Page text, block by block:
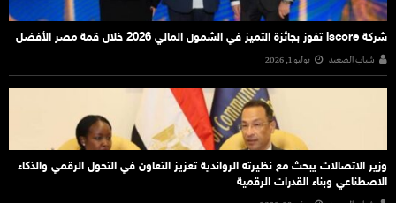
شركة iscore تفوز بجائزة التميز في الشمول المالي 2026 خلال قمة مصر الأفضل
شباب الصعيد يوليو 1, 2026
وزير الاتصالات يبحث مع نظيرته الرواندية تعزيز التعاون في التحول الرقمي والذكاء
الاصطناعي وبناء القدرات الرقمية